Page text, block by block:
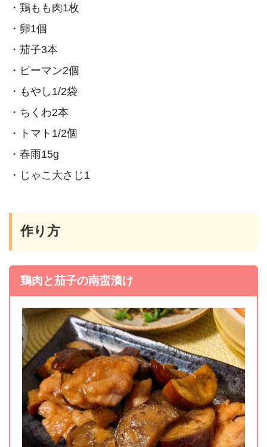
・鶏もも肉1枚
・卵1個
・茄子3本
・ピーマン2個
・もやし1/2袋
・ちくわ2本
・トマト1/2個
・春雨15g
・じゃこ大さじ1
作り方
鶏肉と茄子の南蛮漬け